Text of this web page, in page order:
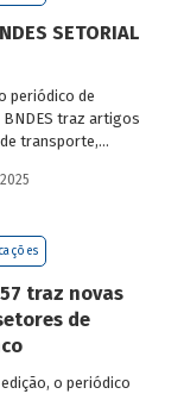
SETORIAL
periódico de
traz artigos
transporte,
de aeronaves,
traz novas
de
o periódico